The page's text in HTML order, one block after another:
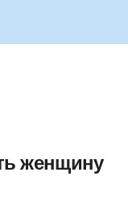
женщину